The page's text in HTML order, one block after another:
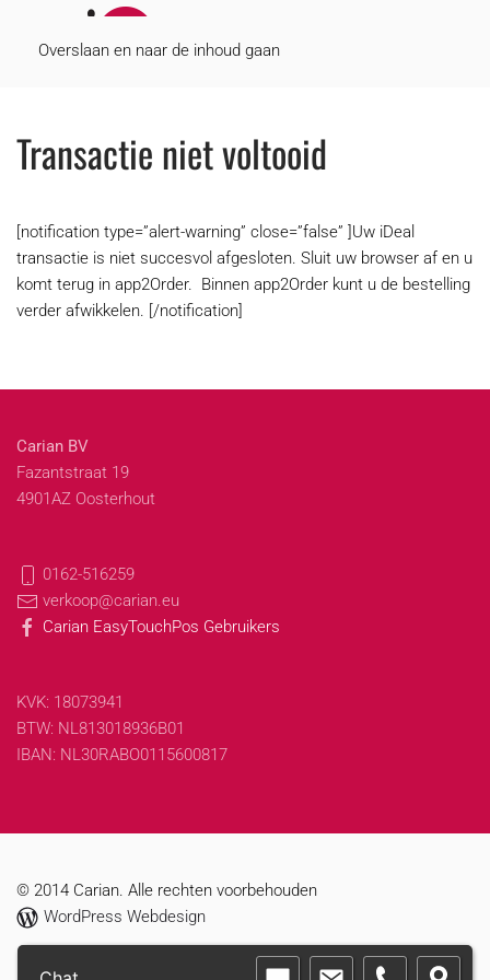
Overslaan en naar de inhoud gaan
Transactie niet voltooid
[notification type=”alert-warning” close=”false” ]Uw iDeal
transactie is niet succesvol afgesloten. Sluit uw browser af en u
komt terug in app2Order. Binnen app2Order kunt u de bestelling
verder afwikkelen. [/notification]
Carian BV
Fazantstraat 19
4901AZ Oosterhout
0162-516259
verkoop@carian.eu
Carian EasyTouchPos Gebruikers
KVK: 18073941
BTW: NL813018936B01
IBAN: NL30RABO0115600817
© 2014 Carian. Alle rechten voorbehouden
WordPress Webdesign